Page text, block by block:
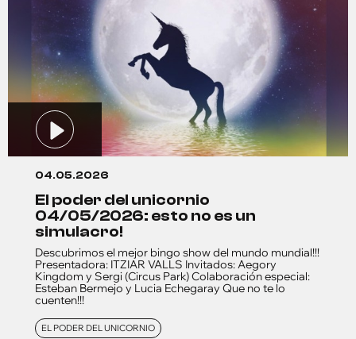
04.05.2026
el poder del unicornio
04/05/2026: esto no es un
simulacro!
Descubrimos el mejor bingo show del mundo mundial!!!
Presentadora: ITZIAR VALLS Invitados: Aegory
Kingdom y Sergi (Circus Park) Colaboración especial:
Esteban Bermejo y Lucia Echegaray Que no te lo
cuenten!!!
EL PODER DEL UNICORNIO